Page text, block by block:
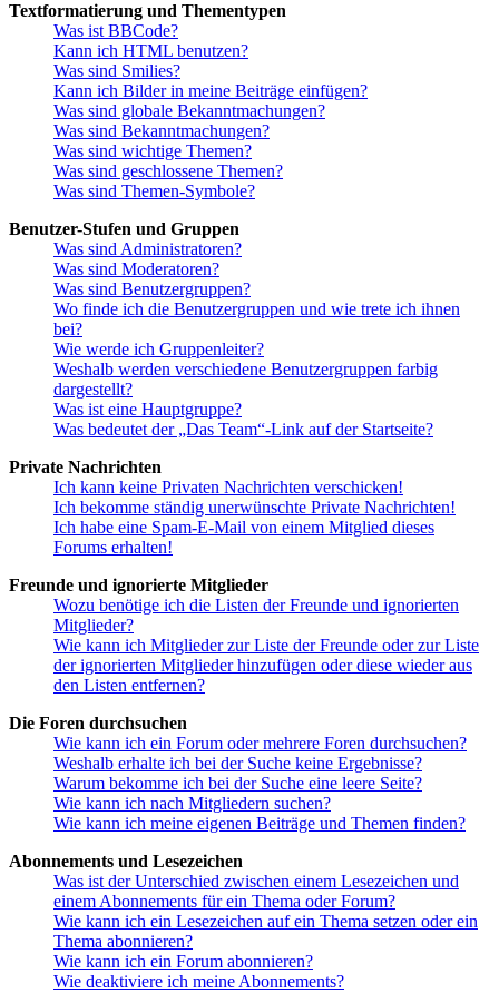
Textformatierung und Thementypen
Was ist BBCode?
Kann ich HTML benutzen?
Was sind Smilies?
Kann ich Bilder in meine Beiträge einfügen?
Was sind globale Bekanntmachungen?
Was sind Bekanntmachungen?
Was sind wichtige Themen?
Was sind geschlossene Themen?
Was sind Themen-Symbole?
Benutzer-Stufen und Gruppen
Was sind Administratoren?
Was sind Moderatoren?
Was sind Benutzergruppen?
Wo finde ich die Benutzergruppen und wie trete ich ihnen
bei?
Wie werde ich Gruppenleiter?
Weshalb werden verschiedene Benutzergruppen farbig
dargestellt?
Was ist eine Hauptgruppe?
Was bedeutet der „Das Team“-Link auf der Startseite?
Private Nachrichten
Ich kann keine Privaten Nachrichten verschicken!
Ich bekomme ständig unerwünschte Private Nachrichten!
Ich habe eine Spam-E-Mail von einem Mitglied dieses
Forums erhalten!
Freunde und ignorierte Mitglieder
Wozu benötige ich die Listen der Freunde und ignorierten
Mitglieder?
Wie kann ich Mitglieder zur Liste der Freunde oder zur Liste
der ignorierten Mitglieder hinzufügen oder diese wieder aus
den Listen entfernen?
Die Foren durchsuchen
Wie kann ich ein Forum oder mehrere Foren durchsuchen?
Weshalb erhalte ich bei der Suche keine Ergebnisse?
Warum bekomme ich bei der Suche eine leere Seite?
Wie kann ich nach Mitgliedern suchen?
Wie kann ich meine eigenen Beiträge und Themen finden?
Abonnements und Lesezeichen
Was ist der Unterschied zwischen einem Lesezeichen und
einem Abonnements für ein Thema oder Forum?
Wie kann ich ein Lesezeichen auf ein Thema setzen oder ein
Thema abonnieren?
Wie kann ich ein Forum abonnieren?
Wie deaktiviere ich meine Abonnements?